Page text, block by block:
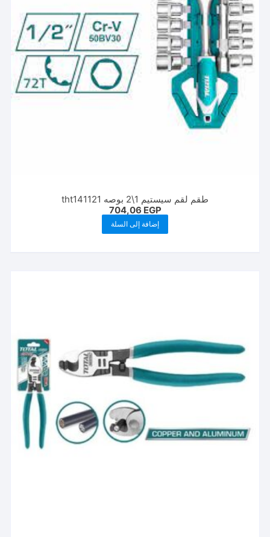
طقم لقم سيستيم 1\2 بوصه tht141121
704,06 EGP
إضافة إلى السلة